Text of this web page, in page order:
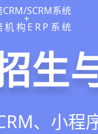
CRM/SCRM系统
+
机构ERP系统
售
、标准
客
像、自动
生
、小程
业
，打通从